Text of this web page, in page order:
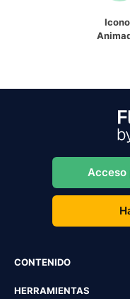
Acceso
CONTENIDO
HERRAMIENTAS